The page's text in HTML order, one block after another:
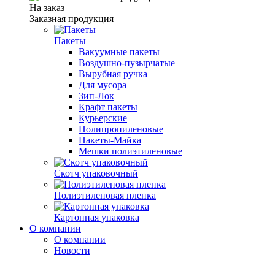
На заказ
Заказная продукция
Пакеты
Вакуумные пакеты
Воздушно-пузырчатые
Вырубная ручка
Для мусора
Зип-Лок
Крафт пакеты
Курьерские
Полипропиленовые
Пакеты-Майка
Мешки полиэтиленовые
Скотч упаковочный
Полиэтиленовая пленка
Картонная упаковка
О компании
О компании
Новости